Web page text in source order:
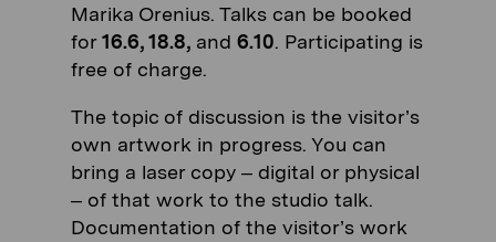
Marika Orenius. Talks can be booked
for16.6, 18.8, and 6.10. Participating is
free of charge.
The topic of discussion is the visitor’s
own artwork in progress. You can
bring a laser copy – digital or physical
– of that work to the studio talk.
Documentation of the visitor’s work